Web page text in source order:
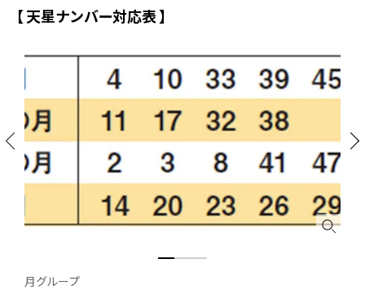
【 天星ナンバー対応表 】
月グループ